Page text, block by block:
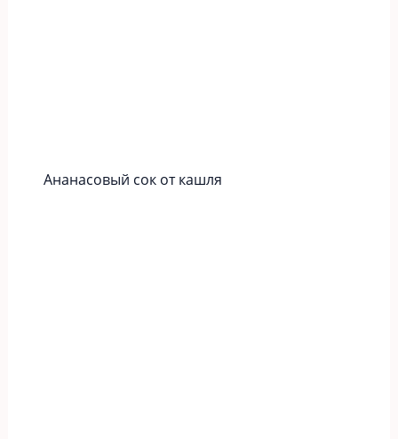
Ананасовый сок от кашля